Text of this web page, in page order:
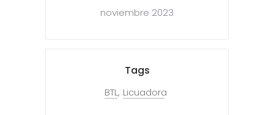
noviembre 2023
Tags
BTL Licuadora